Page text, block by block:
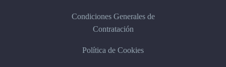
Condiciones Generales de
Contratación
Política de Cookies